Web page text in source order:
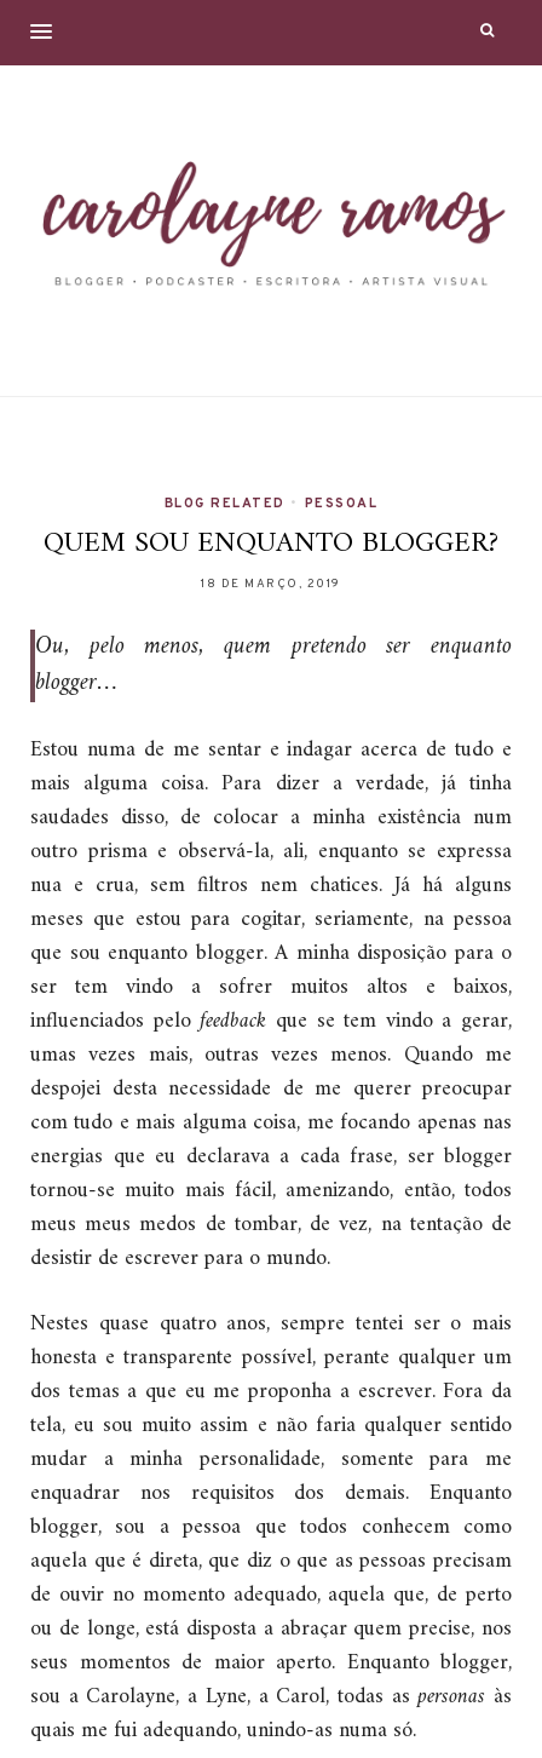
BLOG RELATED • PESSOAL
QUEM SOU ENQUANTO BLOGGER?
18 DE MARÇO, 2019
Ou, pelo menos, quem pretendo ser enquanto
blogger…
Estou numa de me sentar e indagar acerca de tudo e
mais alguma coisa. Para dizer a verdade, já tinha
saudades disso, de colocar a minha existência num
outro prisma e observá-la, ali, enquanto se expressa
nua e crua, sem filtros nem chatices. Já há alguns
meses que estou para cogitar, seriamente, na pessoa
que sou enquanto blogger. A minha disposição para o
ser tem vindo a sofrer muitos altos e baixos,
influenciados pelofeedback que se tem vindo a gerar,
umas vezes mais, outras vezes menos. Quando me
despojei desta necessidade de me querer preocupar
com tudo e mais alguma coisa, me focando apenas nas
energias que eu declarava a cada frase, ser blogger
tornou-se muito mais fácil, amenizando, então, todos
meus meus medos de tombar, de vez, na tentação de
desistir de escrever para o mundo.
Nestes quase quatro anos, sempre tentei ser o mais
honesta e transparente possível, perante qualquer um
dos temas a que eu me proponha a escrever. Fora da
tela, eu sou muito assim e não faria qualquer sentido
mudar a minha personalidade, somente para me
enquadrar nos requisitos dos demais. Enquanto
blogger, sou a pessoa que todos conhecem como
aquela que é direta, que diz o que as pessoas precisam
de ouvir no momento adequado, aquela que, de perto
ou de longe, está disposta a abraçar quem precise, nos
seus momentos de maior aperto. Enquanto blogger,
sou a Carolayne, a Lyne, a Carol, todas aspersonas às
quais me fui adequando, unindo-as numa só.